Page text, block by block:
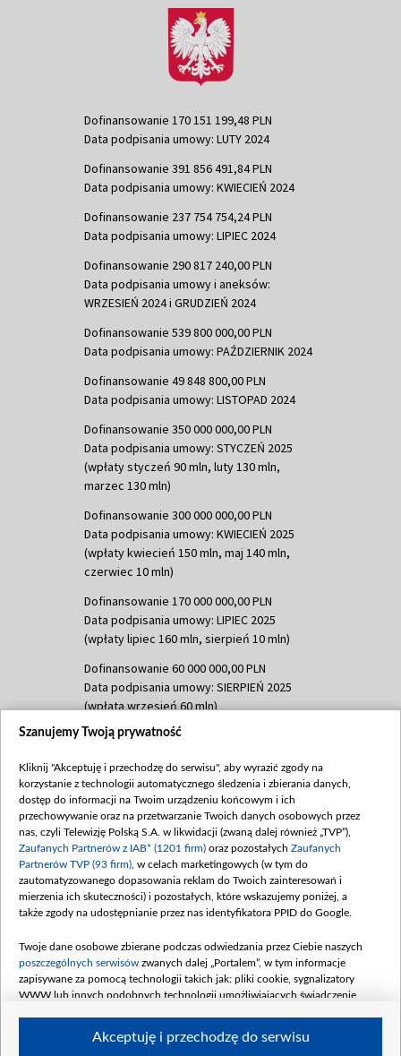
Dofinansowanie 170 151 199,48 PLN
Data podpisania umowy: LUTY 2024
Dofinansowanie 391 856 491,84 PLN
Data podpisania umowy: KWIECIEŃ 2024
Dofinansowanie 237 754 754,24 PLN
Data podpisania umowy: LIPIEC 2024
Dofinansowanie 290 817 240,00 PLN
Data podpisania umowy i aneksów:
WRZESIEŃ 2024 i GRUDZIEŃ 2024
Dofinansowanie 539 800 000,00 PLN
Data podpisania umowy: PAŹDZIERNIK 2024
Dofinansowanie 49 848 800,00 PLN
Data podpisania umowy: LISTOPAD 2024
Dofinansowanie 350 000 000,00 PLN
Data podpisania umowy: STYCZEŃ 2025
(wpłaty styczeń 90 mln, luty 130 mln,
marzec 130 mln)
Dofinansowanie 300 000 000,00 PLN
Data podpisania umowy: KWIECIEŃ 2025
(wpłaty kwiecień 150 mln, maj 140 mln,
czerwiec 10 mln)
Dofinansowanie 170 000 000,00 PLN
Data podpisania umowy: LIPIEC 2025
(wpłaty lipiec 160 mln, sierpień 10 mln)
Dofinansowanie 60 000 000,00 PLN
Data podpisania umowy: SIERPIEŃ 2025
(wpłata wrzesień 60 mln)
Dofinansowanie 635 783 051,21 PLN
(wpłata wrzesień 100 mln, październik 350
mln, listopad 265 mln)
Dofinansowanie 48 862 000,00 PLN
Data podpisania umowy: GRUDZIEŃ 2025
(wpłata grudzień 60,548 mln)
Dofinansowanie 900 000 000,00 PLN
Data podpisania umowy: LUTY 2026 (wpłata
kwiecień 180 mln, 7 maja 180 mln, 8
czerwca 90 mln)
Dofinansowanie 250 000 000,00 PLN
4 sierpnia 250 mln
Szanujemy Twoją prywatność
Kliknij "Akceptuję i przechodzę do serwisu", aby wyrazić zgody na
korzystanie z technologii automatycznego śledzenia i zbierania danych,
dostęp do informacji na Twoim urządzeniu końcowym i ich
przechowywanie oraz na przetwarzanie Twoich danych osobowych przez
nas, czyli Telewizję Polską S.A. w likwidacji (zwaną dalej również „TVP”),
Zaufanych Partnerów z IAB* (1201 firm) oraz pozostałych Zaufanych
Partnerów TVP (93 firm) , w celach marketingowych (w tym do
zautomatyzowanego dopasowania reklam do Twoich zainteresowań i
mierzenia ich skuteczności) i pozostałych, które wskazujemy poniżej, a
także zgody na udostępnianie przez nas identyfikatora PPID do Google.
Twoje dane osobowe zbierane podczas odwiedzania przez Ciebie naszych
poszczególnych serwisów zwanych dalej „Portalem”, w tym informacje
zapisywane za pomocą technologii takich jak: pliki cookie, sygnalizatory
WWW lub innych podobnych technologii umożliwiających świadczenie
Akceptuję i przechodzę do serwisu